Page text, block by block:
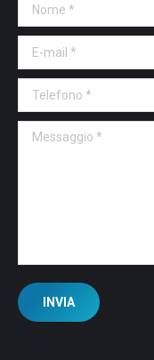
Nome *
E-mail *
Telefono *
Messaggio *
INVIA